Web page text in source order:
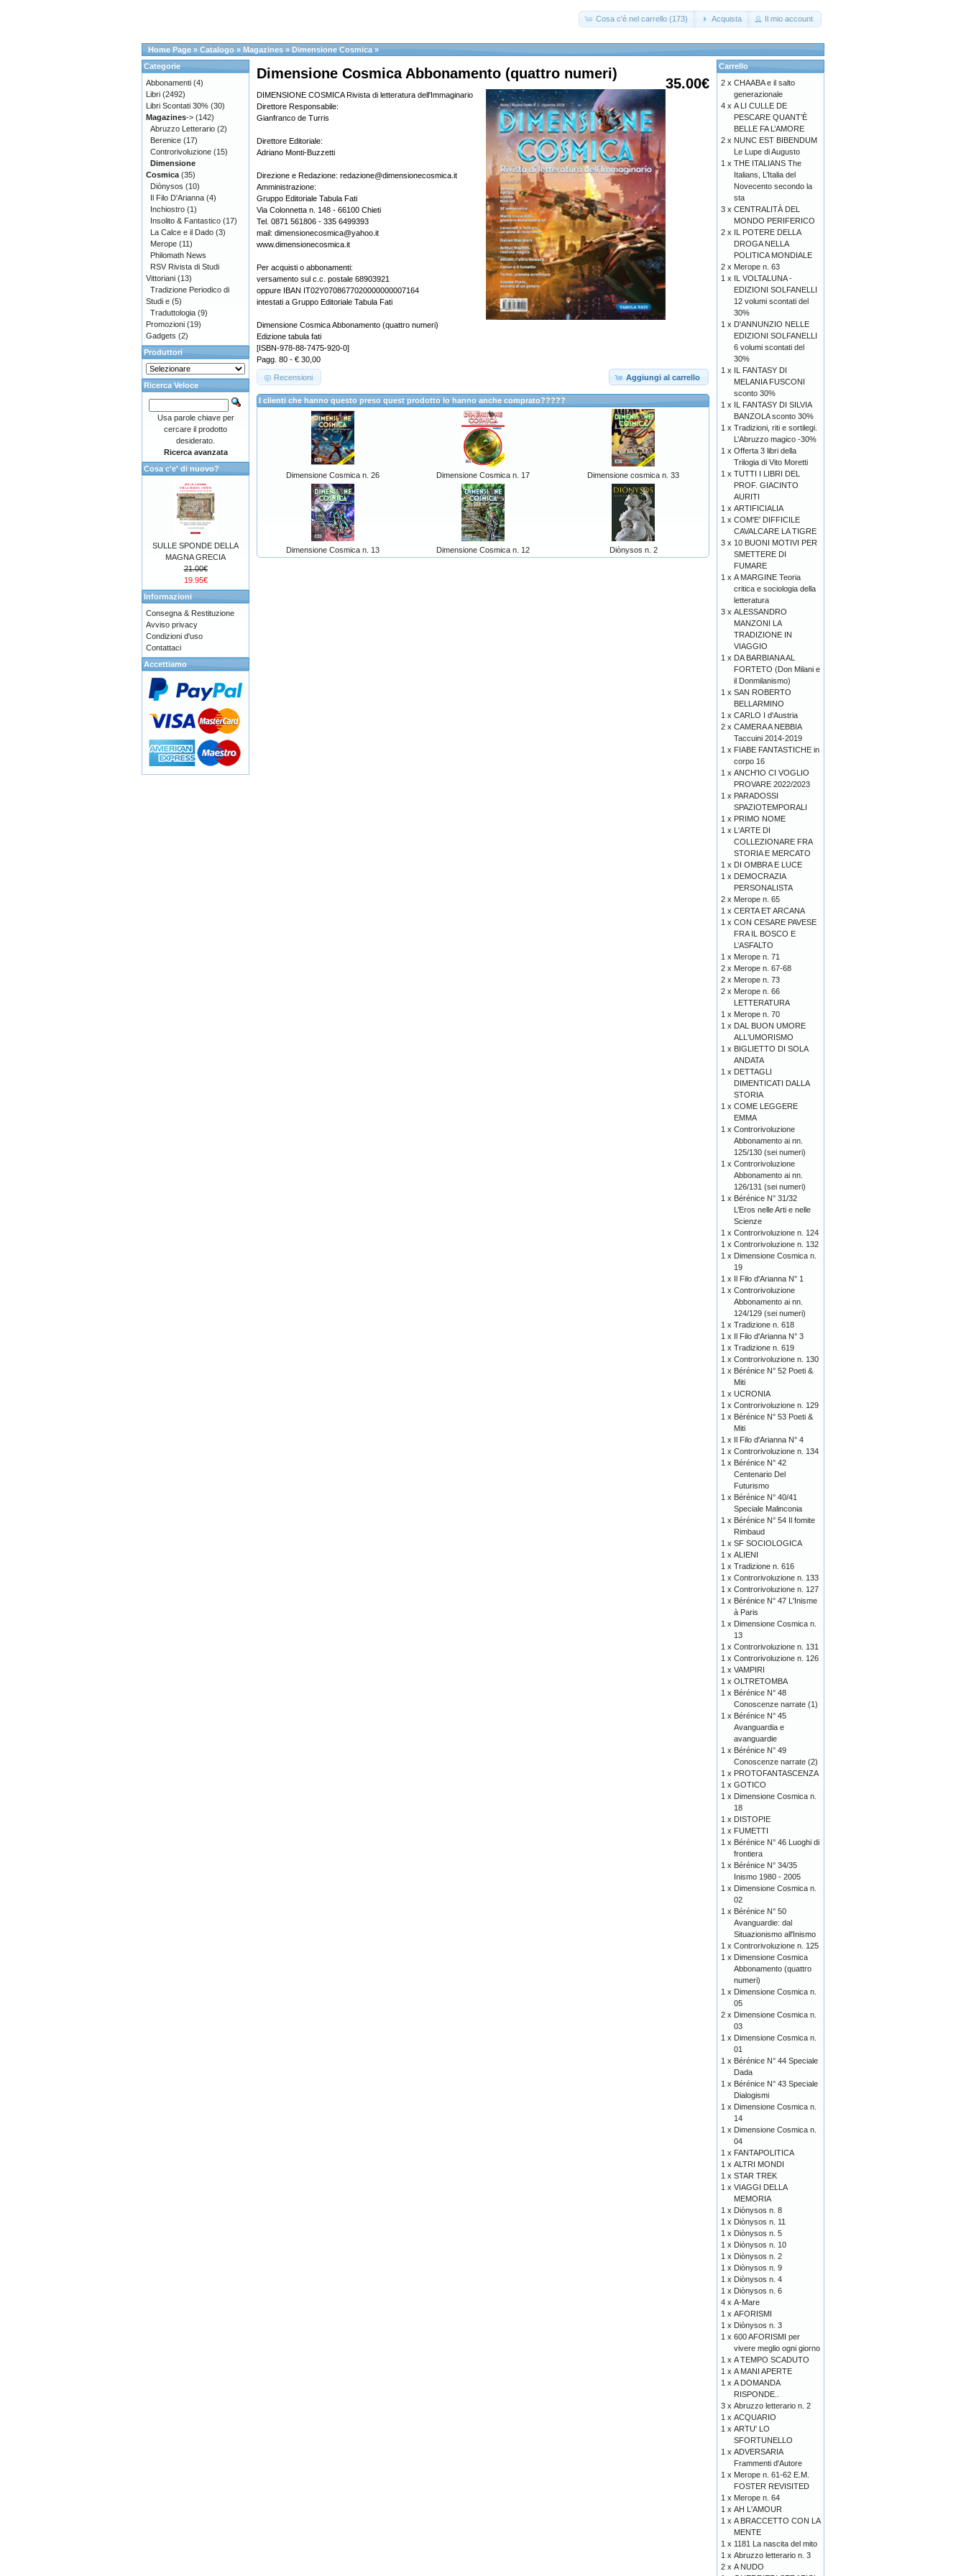
Cosa c'è nel carrello (173) Acquista Il mio account
Home Page » Catalogo » Magazines » Dimensione Cosmica »
35.00€
Dimensione Cosmica Abbonamento (quattro numeri)
DIMENSIONE COSMICA Rivista di letteratura dell'Immaginario
Direttore Responsabile:
Gianfranco de Turris
Direttore Editoriale:
Adriano Monti-Buzzetti
Direzione e Redazione: redazione@dimensionecosmica.it
Amministrazione:
Gruppo Editoriale Tabula Fati
Via Colonnetta n. 148 - 66100 Chieti
Tel. 0871 561806 - 335 6499393
mail: dimensionecosmica@yahoo.it
www.dimensionecosmica.it
Per acquisti o abbonamenti:
versamento sul c.c. postale 68903921
oppure IBAN IT02Y0708677020000000007164
intestati a Gruppo Editoriale Tabula Fati
Dimensione Cosmica Abbonamento (quattro numeri)
Edizione tabula fati
[ISBN-978-88-7475-920-0]
Pagg. 80 - € 30,00
Aggiungi al carrello
Recensioni
I clienti che hanno questo preso quest prodotto lo hanno anche comprato?????
Dimensione Cosmica n. 26 Dimensione Cosmica n. 17 Dimensione cosmica n. 33
Dimensione Cosmica n. 13 Dimensione Cosmica n. 12 Diònysos n. 2
Categorie
Abbonamenti (4)
Libri (2492)
Libri Scontati 30% (30)
Magazines-> (142)
Abruzzo Letterario (2)
Berenice (17)
Controrivoluzione (15)
Dimensione
Cosmica (35)
Diònysos (10)
Il Filo D'Arianna (4)
Inchiostro (1)
Insolito & Fantastico (17)
La Calce e il Dado (3)
Merope (11)
Philomath News
RSV Rivista di Studi
Vittoriani (13)
Tradizione Periodico di
Studi e (5)
Traduttologia (9)
Promozioni (19)
Gadgets (2)
Produttori
Ricerca Veloce
Usa parole chiave per
cercare il prodotto
desiderato.
Ricerca avanzata
Cosa c'e' di nuovo?
SULLE SPONDE DELLA
MAGNA GRECIA
21.00€
19.95€
Informazioni
Consegna & Restituzione
Avviso privacy
Condizioni d'uso
Contattaci
Accettiamo
Carrello
2 x CHAABA e il salto
generazionale
4 x A LI CULLE DE
PESCARE QUANT’È
BELLE FA L’AMORE
2 x NUNC EST BIBENDUM
Le Lupe di Augusto
1 x THE ITALIANS The
Italians, L’Italia del
Novecento secondo la
sta
3 x CENTRALITÀ DEL
MONDO PERIFERICO
2 x IL POTERE DELLA
DROGA NELLA
POLITICA MONDIALE
2 x Merope n. 63
1 x IL VOLTALUNA -
EDIZIONI SOLFANELLI
12 volumi scontati del
30%
1 x D'ANNUNZIO NELLE
EDIZIONI SOLFANELLI
6 volumi scontati del
30%
1 x IL FANTASY DI
MELANIA FUSCONI
sconto 30%
1 x IL FANTASY DI SILVIA
BANZOLA sconto 30%
1 x Tradizioni, riti e sortilegi.
L’Abruzzo magico -30%
1 x Offerta 3 libri della
Trilogia di Vito Moretti
1 x TUTTI I LIBRI DEL
PROF. GIACINTO
AURITI
1 x ARTIFICIALIA
1 x COM'E' DIFFICILE
CAVALCARE LA TIGRE
3 x 10 BUONI MOTIVI PER
SMETTERE DI
FUMARE
1 x A MARGINE Teoria
critica e sociologia della
letteratura
3 x ALESSANDRO
MANZONI LA
TRADIZIONE IN
VIAGGIO
1 x DA BARBIANA AL
FORTETO (Don Milani e
il Donmilanismo)
1 x SAN ROBERTO
BELLARMINO
1 x CARLO I d'Austria
2 x CAMERA A NEBBIA
Taccuini 2014-2019
1 x FIABE FANTASTICHE in
corpo 16
1 x ANCH'IO CI VOGLIO
PROVARE 2022/2023
1 x PARADOSSI
SPAZIOTEMPORALI
1 x PRIMO NOME
1 x L'ARTE DI
COLLEZIONARE FRA
STORIA E MERCATO
1 x DI OMBRA E LUCE
1 x DEMOCRAZIA
PERSONALISTA
2 x Merope n. 65
1 x CERTA ET ARCANA
1 x CON CESARE PAVESE
FRA IL BOSCO E
L’ASFALTO
1 x Merope n. 71
2 x Merope n. 67-68
2 x Merope n. 73
2 x Merope n. 66
LETTERATURA
1 x Merope n. 70
1 x DAL BUON UMORE
ALL'UMORISMO
1 x BIGLIETTO DI SOLA
ANDATA
1 x DETTAGLI
DIMENTICATI DALLA
STORIA
1 x COME LEGGERE
EMMA
1 x Controrivoluzione
Abbonamento ai nn.
125/130 (sei numeri)
1 x Controrivoluzione
Abbonamento ai nn.
126/131 (sei numeri)
1 x Bérénice N° 31/32
L’Eros nelle Arti e nelle
Scienze
1 x Controrivoluzione n. 124
1 x Controrivoluzione n. 132
1 x Dimensione Cosmica n.
19
1 x Il Filo d'Arianna N° 1
1 x Controrivoluzione
Abbonamento ai nn.
124/129 (sei numeri)
1 x Tradizione n. 618
1 x Il Filo d'Arianna N° 3
1 x Tradizione n. 619
1 x Controrivoluzione n. 130
1 x Bérénice N° 52 Poeti &
Miti
1 x UCRONIA
1 x Controrivoluzione n. 129
1 x Bérénice N° 53 Poeti &
Miti
1 x Il Filo d'Arianna N° 4
1 x Controrivoluzione n. 134
1 x Bérénice N° 42
Centenario Del
Futurismo
1 x Bérénice N° 40/41
Speciale Malinconia
1 x Bérénice N° 54 Il fomite
Rimbaud
1 x SF SOCIOLOGICA
1 x ALIENI
1 x Tradizione n. 616
1 x Controrivoluzione n. 133
1 x Controrivoluzione n. 127
1 x Bérénice N° 47 L'Inisme
à Paris
1 x Dimensione Cosmica n.
13
1 x Controrivoluzione n. 131
1 x Controrivoluzione n. 126
1 x VAMPIRI
1 x OLTRETOMBA
1 x Bérénice N° 48
Conoscenze narrate (1)
1 x Bérénice N° 45
Avanguardia e
avanguardie
1 x Bérénice N° 49
Conoscenze narrate (2)
1 x PROTOFANTASCENZA
1 x GOTICO
1 x Dimensione Cosmica n.
18
1 x DISTOPIE
1 x FUMETTI
1 x Bérénice N° 46 Luoghi di
frontiera
1 x Bérénice N° 34/35
Inismo 1980 - 2005
1 x Dimensione Cosmica n.
02
1 x Bérénice N° 50
Avanguardie: dal
Situazionismo all'Inismo
1 x Controrivoluzione n. 125
1 x Dimensione Cosmica
Abbonamento (quattro
numeri)
1 x Dimensione Cosmica n.
05
2 x Dimensione Cosmica n.
03
1 x Dimensione Cosmica n.
01
1 x Bérénice N° 44 Speciale
Dada
1 x Bérénice N° 43 Speciale
Dialogismi
1 x Dimensione Cosmica n.
14
1 x Dimensione Cosmica n.
04
1 x FANTAPOLITICA
1 x ALTRI MONDI
1 x STAR TREK
1 x VIAGGI DELLA
MEMORIA
1 x Diònysos n. 8
1 x Diònysos n. 11
1 x Diònysos n. 5
1 x Diònysos n. 10
1 x Diònysos n. 2
1 x Diònysos n. 9
1 x Diònysos n. 4
1 x Diònysos n. 6
4 x A-Mare
1 x AFORISMI
1 x Diònysos n. 3
1 x 600 AFORISMI per
vivere meglio ogni giorno
1 x A TEMPO SCADUTO
1 x A MANI APERTE
1 x A DOMANDA
RISPONDE..
3 x Abruzzo letterario n. 2
1 x ACQUARIO
1 x ARTU' LO
SFORTUNELLO
1 x ADVERSARIA
Frammenti d'Autore
1 x Merope n. 61-62 E.M.
FOSTER REVISITED
1 x Merope n. 64
1 x AH L'AMOUR
1 x A BRACCETTO CON LA
MENTE
1 x 1181 La nascita del mito
1 x Abruzzo letterario n. 3
2 x A NUDO